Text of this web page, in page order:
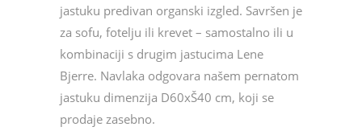
jastuku predivan organski izgled. Savršen je
za sofu, fotelju ili krevet – samostalno ili u
kombinaciji s drugim jastucima Lene
Bjerre. Navlaka odgovara našem pernatom
jastuku dimenzija D60xŠ40 cm, koji se
prodaje zasebno.